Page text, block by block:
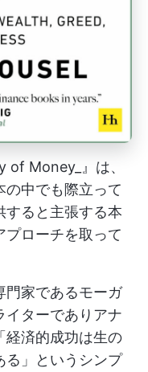
Money_』は、
中でも際立って
すると主張する本
プローチを取って
門家であるモーガ
イターでありアナ
経済的成功は生の
る」というシンプ